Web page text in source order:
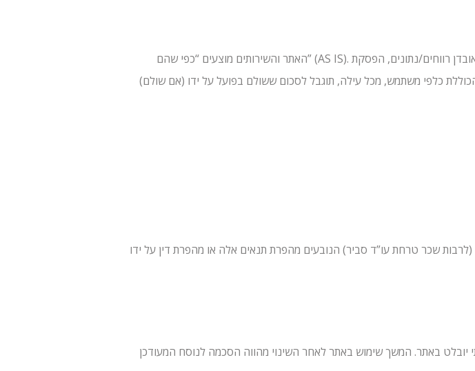
האתר והשירותים מוצעים “כפי שהם” (AS IS). במידה המרבית שמותרת בדין, לא נהיה אחראים לנזקים עקיפים, תוצאתיים, אובדן רווחים/נתונים, הפסקת
כלפי משתמש, מכל עילה, תוגבל לסכום ששולם בפועל על ידו (אם שולם)